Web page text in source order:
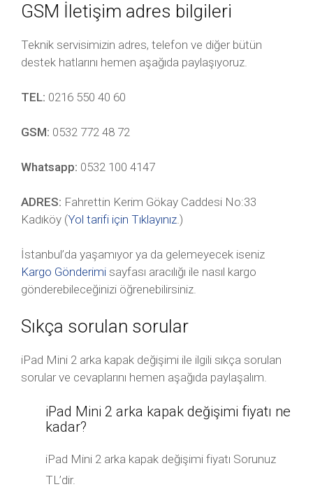
GSM İletişim adres bilgileri
Teknik servisimizin adres, telefon ve diğer bütün
destek hatlarını hemen aşağıda paylaşıyoruz.
TEL: 0216 550 40 60
GSM: 0532 772 48 72
Whatsapp: 0532 100 4147
ADRES: Fahrettin Kerim Gökay Caddesi No:33
Kadıköy (Yol tarifi için Tıklayınız.)
İstanbul’da yaşamıyor ya da gelemeyecek iseniz
Kargo Gönderimi sayfası aracılığı ile nasıl kargo
gönderebileceğinizi öğrenebilirsiniz.
Sıkça sorulan sorular
iPad Mini 2 arka kapak değişimi ile ilgili sıkça sorulan
sorular ve cevaplarını hemen aşağıda paylaşalım.
iPad Mini 2 arka kapak değişimi fiyatı ne
kadar?
iPad Mini 2 arka kapak değişimi fiyatı Sorunuz
TL’dir.